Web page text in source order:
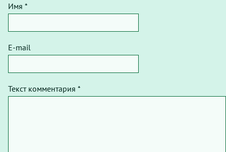
Имя *
E-mail
Текст комментария *